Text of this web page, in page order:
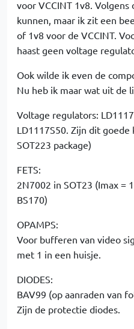
voor VCCINT 1v8.
kunnen, maar ik zit een
of 1v8 voor de VCCINT.
haast geen voltage
Ook wilde ik even de
Nu heb ik maar wat uit de
Voltage regulators:
LD1117S50. Zijn dit goede
SOT223 package)
FETS:
2N7002 in SOT23 (Imax =
BS170)
OPAMPS:
Voor bufferen van video
met 1 in een huisje.
DIODES:
BAV99 (op aanraden van
Zijn de protectie diodes.